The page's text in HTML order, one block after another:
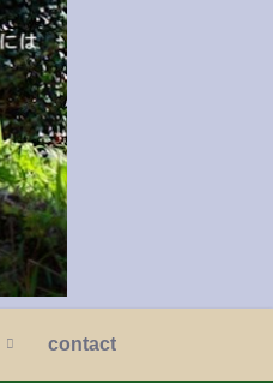
contact